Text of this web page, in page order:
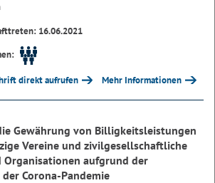
16.06.2021
direkt aufrufen Mehr Informationen
Gewährung von Billigkeitsleistungen
Vereine und zivilgesellschaftliche
aufgrund der
Corona-Pandemie